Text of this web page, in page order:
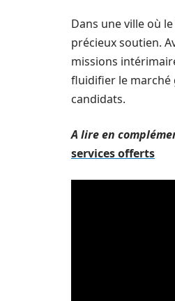
Dans une ville où
précieux soutien.
missions
fluidifier le marché
candidats.
A lire en
services offerts